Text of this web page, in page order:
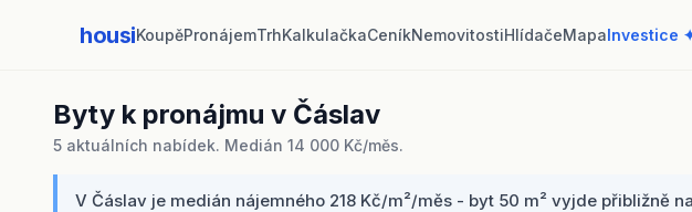
housiKoupěPronájemTrhKalkulačkaCeníkNemovitostiHlídačeMapaInvestice
Byty k pronájmu v Čáslav
5 aktuálních nabídek. Medián 14 000 Kč/měs.
V Čáslav je medián nájemného 218 Kč/m²/měs - byt 50 m² vyjde přibližně